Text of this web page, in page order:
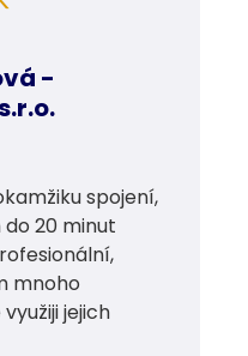
-
spojení,
20 minut
mnoho
jejich